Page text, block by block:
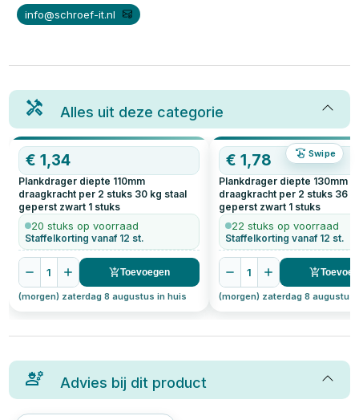
info@schroef-it.nl
Alles uit deze categorie
Swipe
€1,34
Plankdrager diepte 110mm
draagkracht per 2 stuks 30 kg staal
geperst zwart 1 stuks
20 stuks op voorraad
Staffelkorting vanaf 12 st.
1 Toevoegen
(morgen) zaterdag 8 augustus in huis
€1,78
Plankdrager diepte 130mm
draagkracht per 2 stuks 36
geperst zwart 1 stuks
22 stuks op voorraad
Staffelkorting vanaf 12 st.
1
(morgen) zaterdag 8 augustus
Advies bij dit product